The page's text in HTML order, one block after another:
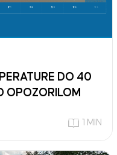
DO 40
OPOZORILOM
1 MIN